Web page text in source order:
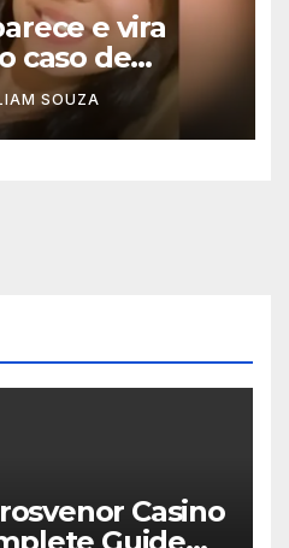
e vira
caso de
SOUZA
Casino